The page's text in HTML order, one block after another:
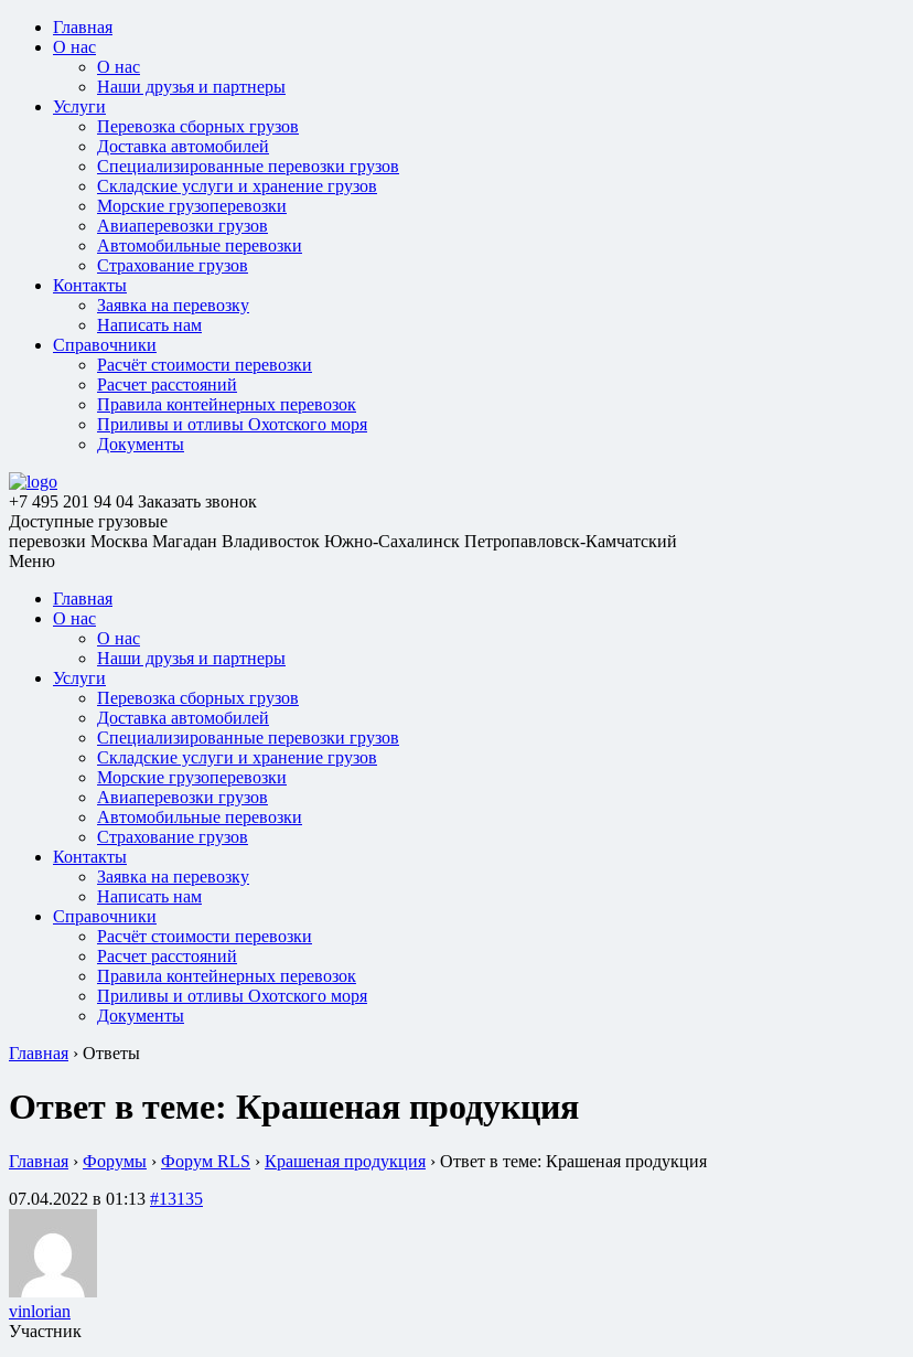
Главная
О нас
О нас
Наши друзья и партнеры
Услуги
Перевозка сборных грузов
Доставка автомобилей
Специализированные перевозки грузов
Складские услуги и хранение грузов
Морские грузоперевозки
Авиаперевозки грузов
Автомобильные перевозки
Страхование грузов
Контакты
Заявка на перевозку
Написать нам
Справочники
Расчёт стоимости перевозки
Расчет расстояний
Правила контейнерных перевозок
Приливы и отливы Охотского моря
Документы
+7 495 201 94 04 Заказать звонок
Доступные грузовые
перевозки Москва Магадан Владивосток Южно-Сахалинск Петропавловск-Камчатский
Меню
Главная
О нас
О нас
Наши друзья и партнеры
Услуги
Перевозка сборных грузов
Доставка автомобилей
Специализированные перевозки грузов
Складские услуги и хранение грузов
Морские грузоперевозки
Авиаперевозки грузов
Автомобильные перевозки
Страхование грузов
Контакты
Заявка на перевозку
Написать нам
Справочники
Расчёт стоимости перевозки
Расчет расстояний
Правила контейнерных перевозок
Приливы и отливы Охотского моря
Документы
Главная › Ответы
Ответ в теме: Крашеная продукция
Главная › Форумы › Форум RLS › Крашеная продукция › Ответ в теме: Крашеная продукция
07.04.2022 в 01:13 #13135
vinlorian
Участник